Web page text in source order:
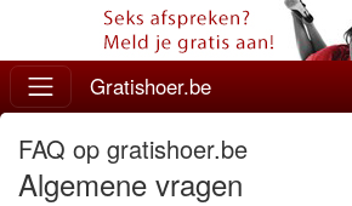
Gratishoer.be
FAQ op gratishoer.be
Algemene vragen